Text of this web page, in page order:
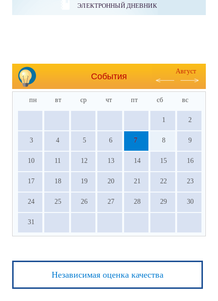
ЭЛЕКТРОННЫЙ ДНЕВНИК
События
Август
пн вт ср чт пт сб вс
1 2
3 4 5 6 7 8 9
10 11 12 13 14 15 16
17 18 19 20 21 22 23
24 25 26 27 28 29 30
31
Независимая оценка качества